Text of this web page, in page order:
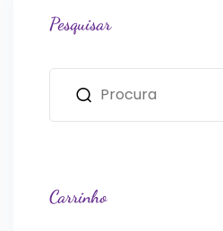
Pesquisar
Carrinho